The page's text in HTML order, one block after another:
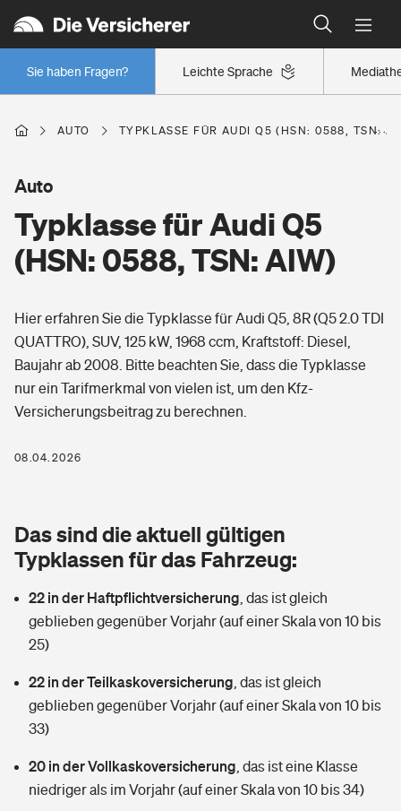
Leichte Sprache
Sie haben Fragen?
Wer versichert was: Jetzt Versicherer finden
Regionalklassen: So ist Ihre Region eingestuft
Wer versichert was: Jetzt Versicherer finden
Berufsunfähigkeitsversicherung
Erwerbsunfähigkeitsversicherung
Grundfähigkeitsversicherung
Arbeitsrechtsschutz
Berufshaftpflichtversicherung
Zur Übersicht
Tools
Wer versichert was: Jetzt Versicherer finden
Sie haben Fragen?
Wohnen
Glasversicherung
Mietkautionsversicherung
Restkreditversicherung
Zur Übersicht
Tools
Freizeit
Pri­vate Haft­pflicht­
Kinderunfall­ver­si­che­rung
Kinderinvalidität
Hundehalter-Haftpflicht
Handyversicherung
Gesundheit
Private Krankenversicherung
Dread-Disease-Versicherung
Tierkrankenversicherung
Zur Übersicht
Tools
Wer versichert was: Jetzt Versicherer finden
AUTO TYPKLASSE FÜR AUDI Q5 (HSN: 0588, TSN:
Typklasse für Audi Q5
(HSN: 0588, TSN: AIW)
Auto
Hier erfahren Sie die Typklasse für Audi Q5, 8R (Q5 2.0 TDI
QUATTRO), SUV, 125 kW, 1968 ccm, Kraftstoff: Diesel,
Baujahr ab 2008. Bitte beachten Sie, dass die Typklasse
nur ein Tarifmerkmal von vielen ist, um den Kfz-
Versicherungsbeitrag zu berechnen.
08.04.2026
Das sind die aktuell gültigen
Typklassen für das Fahrzeug:
22 in der Haftpflichtversicherung das ist gleich
geblieben gegenüber Vorjahr (auf einer Skala von 10 bis
25)
22 in der Teilkaskoversicherung das ist gleich
geblieben gegenüber Vorjahr (auf einer Skala von 10 bis
33)
20 in der Vollkaskoversicherung das ist eine Klasse
niedriger als im Vorjahr (auf einer Skala von 10 bis 34)